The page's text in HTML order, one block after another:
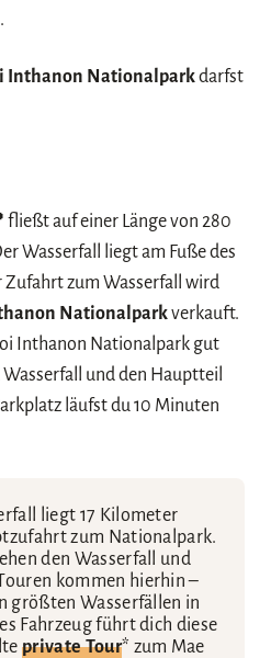
Inthanon Nationalparkdarfst
fließt auf einer Länge von 280
Wasserfall liegt am Fuße des
zum Wasserfall wird
Nationalparkverkauft.
Inthanon Nationalpark gut
und den Hauptteil
läufst du 10 Minuten
liegt 17 Kilometer
zum Nationalpark.
den Wasserfall und
kommen hierhin –
größten Wasserfällen in
Fahrzeug führt dich diese
private Tour* zum Mae